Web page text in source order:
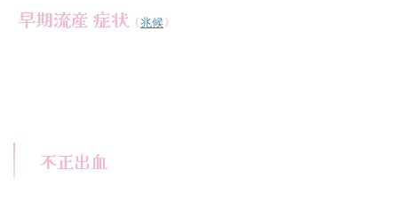
早期流産 症状 （兆候）
不正出血